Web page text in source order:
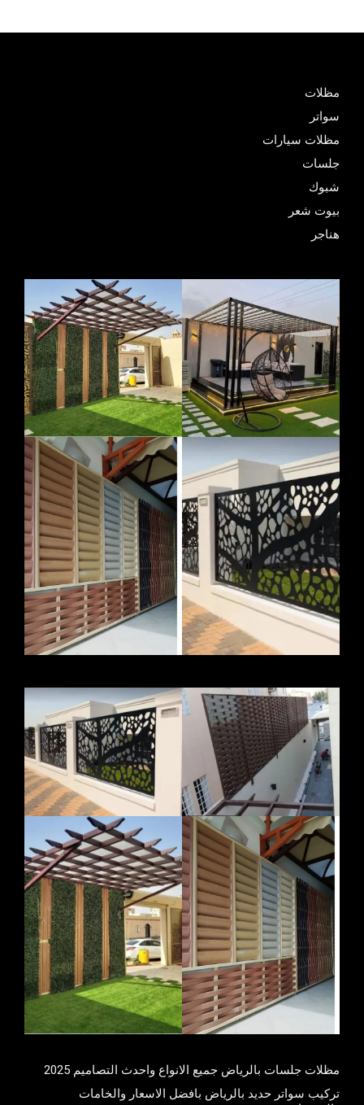
مظلات
سواتر
مظلات سيارات
جلسات
شبوك
بيوت شعر
هناجر
مظلات جلسات بالرياض جميع الانواع واحدث التصاميم 2025
تركيب سواتر حديد بالرياض بافضل الاسعار والخامات